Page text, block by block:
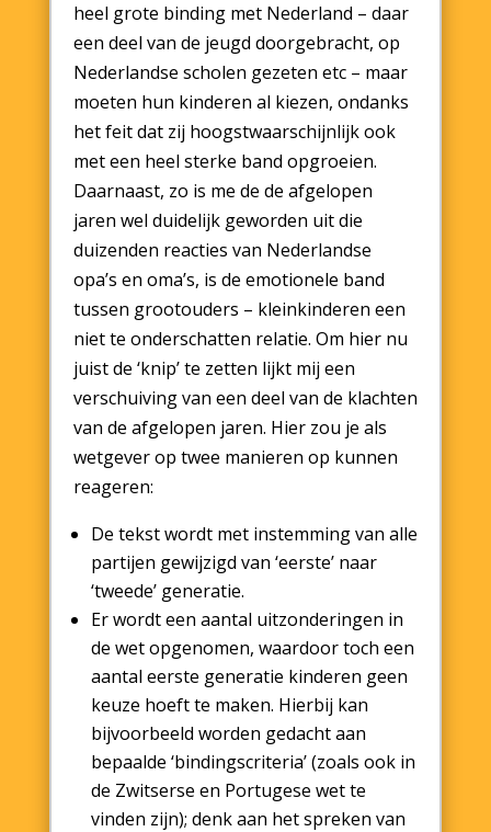
heel grote binding met Nederland – daar
een deel van de jeugd doorgebracht, op
Nederlandse scholen gezeten etc – maar
moeten hun kinderen al kiezen, ondanks
het feit dat zij hoogstwaarschijnlijk ook
met een heel sterke band opgroeien.
Daarnaast, zo is me de de afgelopen
jaren wel duidelijk geworden uit die
duizenden reacties van Nederlandse
opa’s en oma’s, is de emotionele band
tussen grootouders – kleinkinderen een
niet te onderschatten relatie. Om hier nu
juist de ‘knip’ te zetten lijkt mij een
verschuiving van een deel van de klachten
van de afgelopen jaren. Hier zou je als
wetgever op twee manieren op kunnen
reageren:
De tekst wordt met instemming van alle
partijen gewijzigd van ‘eerste’ naar
‘tweede’ generatie.
Er wordt een aantal uitzonderingen in
de wet opgenomen, waardoor toch een
aantal eerste generatie kinderen geen
keuze hoeft te maken. Hierbij kan
bijvoorbeeld worden gedacht aan
bepaalde ‘bindingscriteria’ (zoals ook in
de Zwitserse en Portugese wet te
vinden zijn); denk aan het spreken van